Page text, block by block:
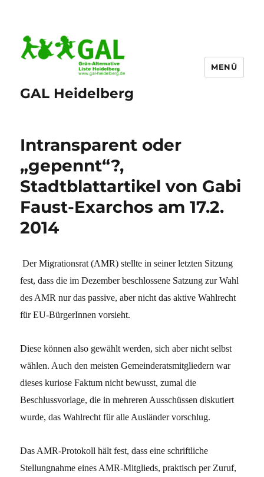
GAL Heidelberg
MENÜ
Intransparent oder
„gepennt“?,
Stadtblattartikel von Gabi
Faust-Exarchos am 17.2.
2014
Der Migrationsrat (AMR) stellte in seiner letzten Sitzung
fest, dass die im Dezember beschlossene Satzung zur Wahl
des AMR nur das passive, aber nicht das aktive Wahlrecht
für EU-BürgerInnen vorsieht.
Diese können also gewählt werden, sich aber nicht selbst
wählen. Auch den meisten Gemeinderatsmitgliedern war
dieses kuriose Faktum nicht bewusst, zumal die
Beschlussvorlage, die in mehreren Ausschüssen diskutiert
wurde, das Wahlrecht für alle Ausländer vorschlug.
Das AMR-Protokoll hält fest, dass eine schriftliche
Stellungnahme eines AMR-Mitglieds, praktisch per Zuruf,